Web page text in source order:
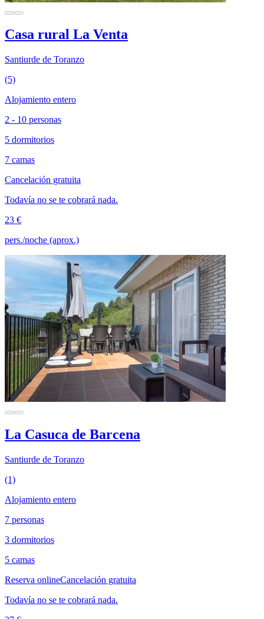
Casa rural La Venta
Santiurde de Toranzo
(5)
Alojamiento entero
2 - 10 personas
5 dormitorios
7 camas
Cancelación gratuita
Todavía no se te cobrará nada.
23 €
pers./noche (aprox.)
La Casuca de Barcena
Santiurde de Toranzo
(1)
Alojamiento entero
7 personas
3 dormitorios
5 camas
Reserva onlineCancelación gratuita
Todavía no se te cobrará nada.